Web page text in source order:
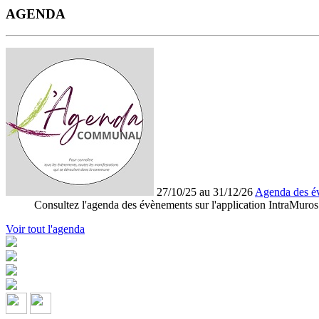
AGENDA
27/10/25 au 31/12/26 Agenda des
Consultez l'agenda des évènements sur l'application IntraMuros
Voir tout l'agenda